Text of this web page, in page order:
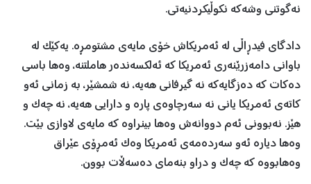
نەگوتنی وشەکە نکوڵیکردنیەتی.
دادگای فیدڕاڵی لە ئەمریکاش خۆی مایەی مشتومڕە. یەکێک لە
باوانی دامەزرێنەری ئەمریکا کە ئەلکسەندەر هاملتنە، وەها باسی
دەکات کە دەزگایەکە نە گیرفانی هەیە، نە شمشێر، بە زمانی ئەو
کاتەی ئەمریکا یانی نە سەرچاوەی پارە و دارایی هەیە، نە چەک و
هێز. نەبوونی ئەم دووانەش وەها بینراوە کە مایەی لاوازی بێت.
وەها دیارە ئەو سەردەمەی ئەمریکا وەک ئەمڕۆی عێراق
وەهابووە کە چەک و دراو بنەمای دەسەڵات بوون.